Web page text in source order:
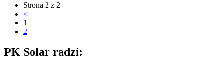
Strona 2 z 2
<
1
2
PK Solar radzi: